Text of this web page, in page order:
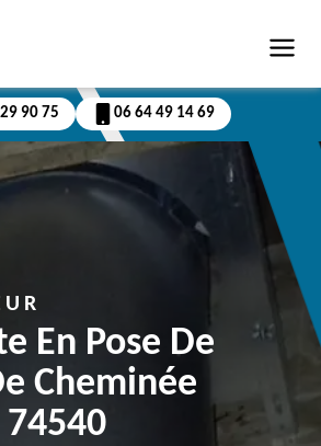
90 75 06 64 49 14 69
En Pose De
Cheminée